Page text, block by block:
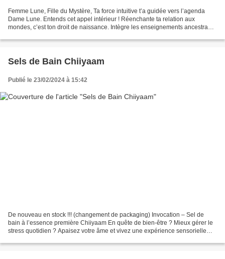
Femme Lune, Fille du Mystère, Ta force intuitive t’a guidée vers l’agenda
Dame Lune. Entends cet appel intérieur ! Réenchante ta relation aux
mondes, c’est ton droit de naissance. Intègre les enseignements ancestraux
Sels de Bain Chiiyaam
Publié le 23/02/2024 à 15:42
De nouveau en stock !!! (changement de packaging) Invocation – Sel de
bain à l’essence première Chiiyaam En quête de bien-être ? Mieux gérer le
stress quotidien ? Apaisez votre âme et vivez une expérience sensorielle